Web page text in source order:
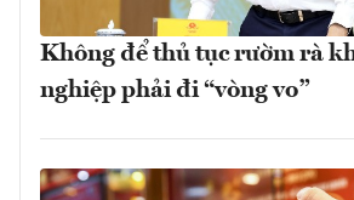
Không để thủ tục rườm rà
nghiệp phải đi “vòng vo”